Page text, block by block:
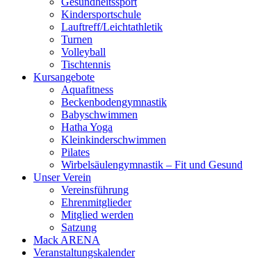
Kindersportschule
Lauftreff/Leichtathletik
Turnen
Volleyball
Tischtennis
Kursangebote
Aquafitness
Beckenbodengymnastik
Babyschwimmen
Hatha Yoga
Kleinkinderschwimmen
Pilates
Wirbelsäulengymnastik – Fit und Gesund
Unser Verein
Vereinsführung
Ehrenmitglieder
Mitglied werden
Satzung
Mack ARENA
Veranstaltungskalender